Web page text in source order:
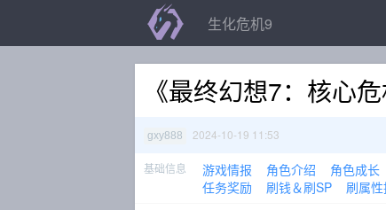
生化危机9
《最终幻想7：核心
gxy888 2024-10-19 11:53
基础信息 游戏情报 角色介绍 角色成长
任务奖励
刷钱＆刷SP 刷属